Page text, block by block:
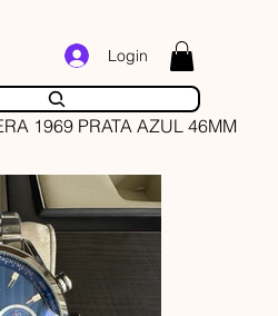
Login
1969 PRATA AZUL 46MM